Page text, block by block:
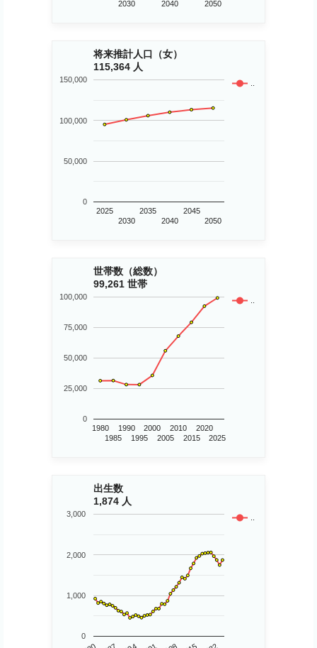
2030 2040 2050
将来推計人口（女）
115,364 人
..
2025
2030
2035
2040
2045
2050
0
50,000
100,000
150,000
世帯数（総数）
99,261 世帯
..
1980
1985
1990
1995
2000
2005
2010
2015
2020
2025
0
25,000
50,000
75,000
100,000
出生数
1,874 人
..
0
1,000
2,000
3,000